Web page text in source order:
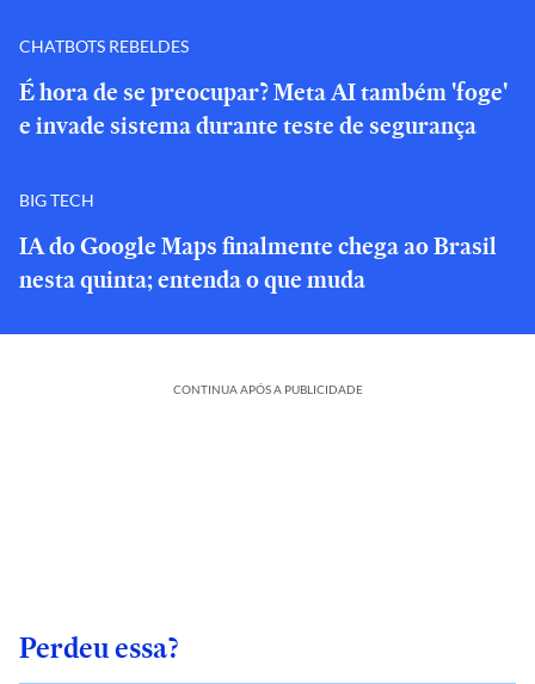
CHATBOTS REBELDES
É hora de se preocupar? Meta AI também 'foge'
e invade sistema durante teste de segurança
BIG TECH
IA do Google Maps finalmente chega ao Brasil
nesta quinta; entenda o que muda
CONTINUA APÓS A PUBLICIDADE
Perdeu essa?